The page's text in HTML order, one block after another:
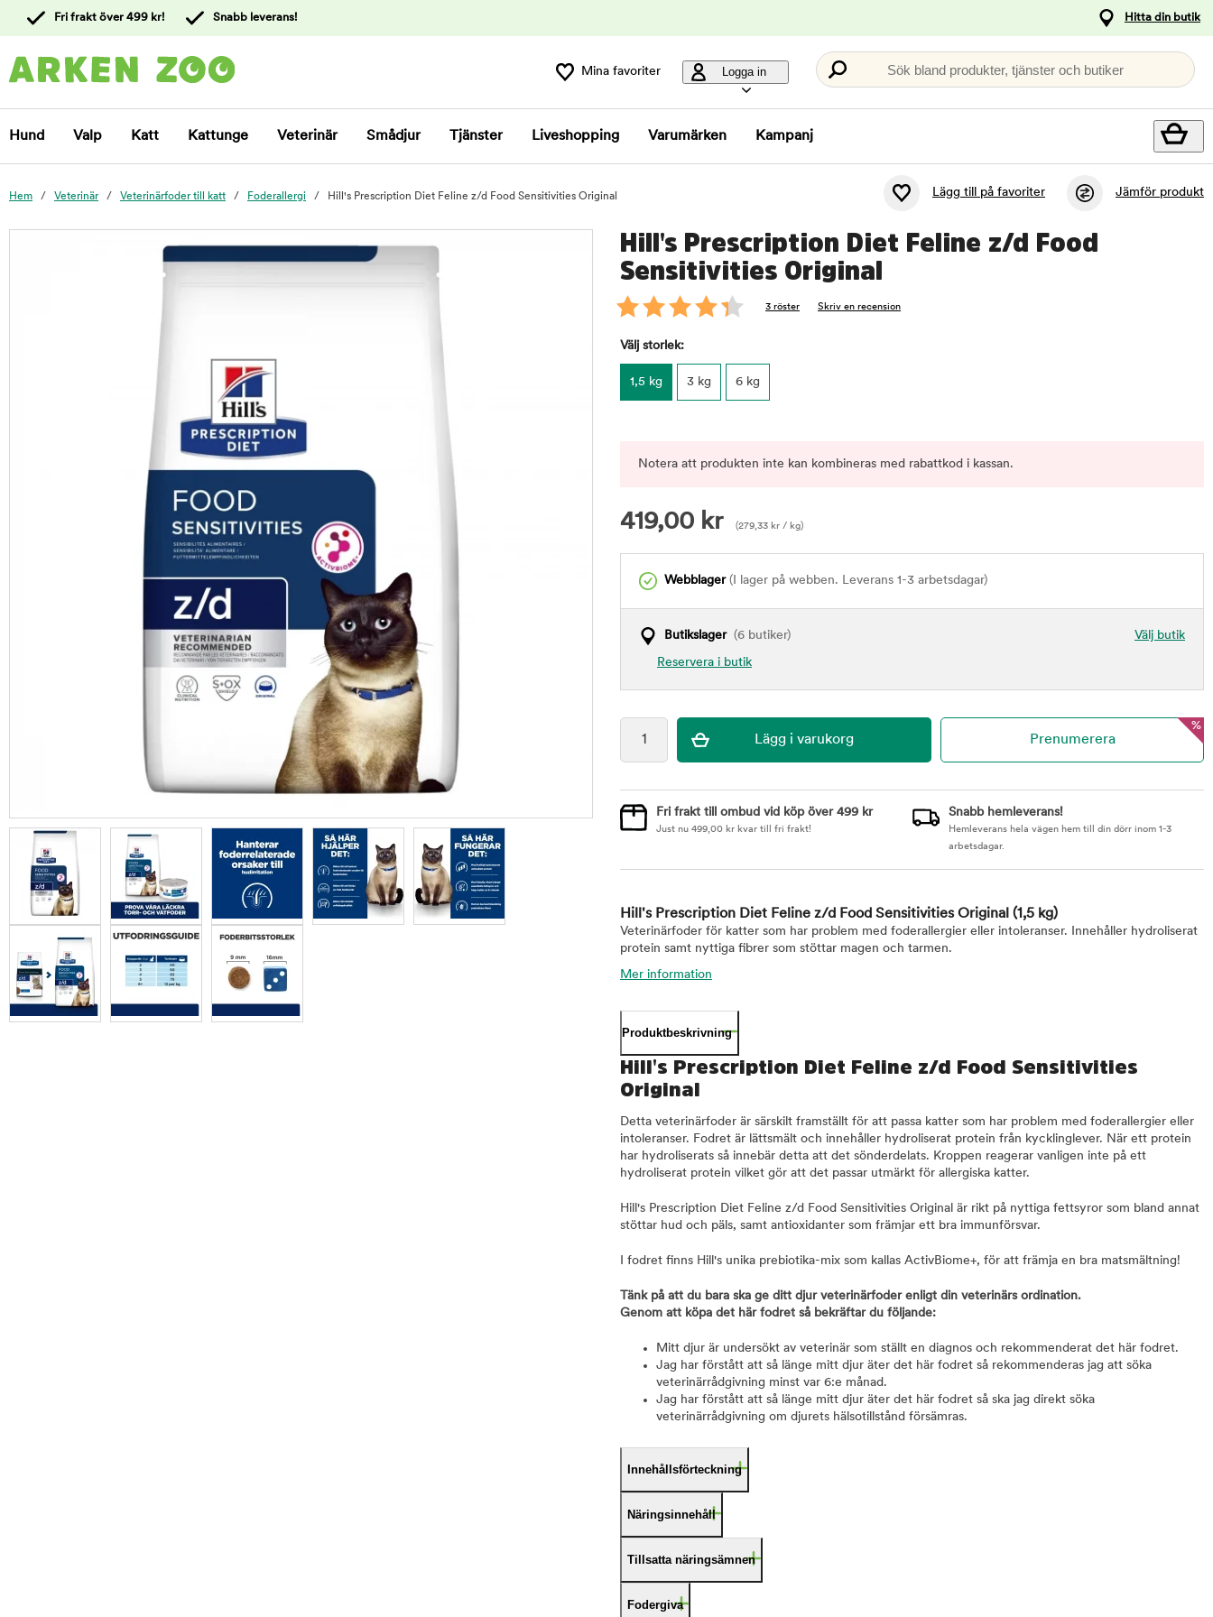
kundtjänst
Fri frakt över 499 kr! Snabb leverans! Hitta din butik
Mina favoriter Logga in Sök bland produkter, tjänster och butiker
Hund Valp Katt Kattunge Veterinär Smådjur Tjänster Liveshopping Varumärken Kampanj
Hem Veterinär Veterinärfoder till katt Foderallergi Hill's Prescription Diet Feline z/d Food Sensitivities Original Lägg till på favoriter Jämför produkt
Hill's Prescription Diet Feline z/d Food
Sensitivities Original
3 röster Skriv en recension
Välj storlek:
1,5 kg 3 kg 6 kg
Notera att produkten inte kan kombineras med rabattkod i kassan.
419,00 kr (279,33 kr / kg)
Webblager(I lager på webben. Leverans 1-3 arbetsdagar)
Välj butik
Butikslager(6 butiker)
Reservera i butik
%
Fri frakt till ombud vid köp över 499 kr
Just nu 499,00 kr kvar till fri frakt!
Snabb hemleverans!
Hemleverans hela vägen hem till din dörr inom 1-3
arbetsdagar.
Hill's Prescription Diet Feline z/d Food Sensitivities Original (1,5 kg)
Veterinärfoder för katter som har problem med foderallergier eller intoleranser. Innehåller hydroliserat
protein samt nyttiga fibrer som stöttar magen och tarmen.
Mer information
Produktbeskrivning
Hill's Prescription Diet Feline z/d Food Sensitivities
Original
Detta veterinärfoder är särskilt framställt för att passa katter som har problem med foderallergier eller
intoleranser. Fodret är lättsmält och innehåller hydroliserat protein från kycklinglever. När ett protein
har hydroliserats så innebär detta att det sönderdelats. Kroppen reagerar vanligen inte på ett
hydroliserat protein vilket gör att det passar utmärkt för allergiska katter.
Hill's Prescription Diet Feline z/d Food Sensitivities Original är rikt på nyttiga fettsyror som bland annat
stöttar hud och päls, samt antioxidanter som främjar ett bra immunförsvar.
I fodret finns Hill's unika prebiotika-mix som kallas ActivBiome+, för att främja en bra matsmältning!
Tänk på att du bara ska ge ditt djur veterinärfoder enligt din veterinärs ordination.
Genom att köpa det här fodret så bekräftar du följande:
Mitt djur är undersökt av veterinär som ställt en diagnos och rekommenderat det här fodret.
Jag har förstått att så länge mitt djur äter det här fodret så rekommenderas jag att söka
veterinärrådgivning minst var 6:e månad.
Jag har förstått att så länge mitt djur äter det här fodret så ska jag direkt söka
veterinärrådgivning om djurets hälsotillstånd försämras.
Innehållsförteckning
Näringsinnehåll
Tillsatta näringsämnen
Fodergiva